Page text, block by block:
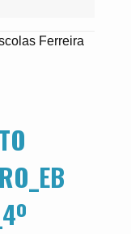
Ferreira